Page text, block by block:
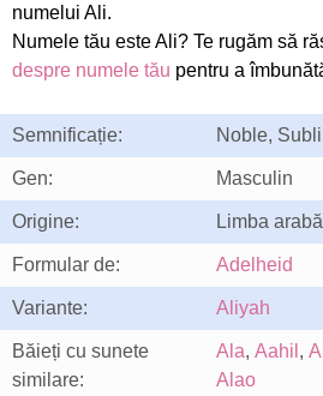
numelui Ali.
Numele tău este Ali? Te rugăm să
despre numele tău pentru a
Semnificație: Noble,
Gen: Masculin
Origine: Limba arabă
Formular de: Adelheid
Variante: Aliyah
Băieți cu sunete
similare:
Ala, Aahil ,
Alao